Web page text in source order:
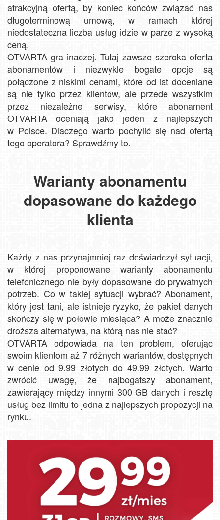
atrakcyjną ofertą, by koniec końców związać nas
długoterminową umową, w ramach której
niedostateczna liczba usług idzie w parze z wysoką
ceną.
OTVARTA gra inaczej. Tutaj zawsze szeroka oferta
abonamentów i niezwykle bogate opcje są
połączone z niskimi cenami, które od lat doceniane
są nie tylko przez klientów, ale przede wszystkim
przez niezależne serwisy, które abonament
OTVARTA oceniają jako jeden z najlepszych
w Polsce. Dlaczego warto pochylić się nad ofertą
tego operatora? Sprawdźmy to.
Warianty abonamentu
dopasowane do każdego
klienta
Każdy z nas przynajmniej raz doświadczył sytuacji,
w której proponowane warianty abonamentu
telefonicznego nie były dopasowane do prywatnych
potrzeb. Co w takiej sytuacji wybrać? Abonament,
który jest tani, ale istnieje ryzyko, że pakiet danych
skończy się w połowie miesiąca? A może znacznie
droższa alternatywa, na którą nas nie stać?
OTVARTA odpowiada na ten problem, oferując
swoim klientom aż 7 różnych wariantów, dostępnych
w cenie od 9.99 złotych do 49.99 złotych. Warto
zwrócić uwagę, że najbogatszy abonament,
zawierający między innymi 300 GB danych i resztę
usług bez limitu to jedna z najlepszych propozycji na
rynku.